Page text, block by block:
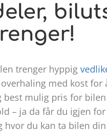
trenger hyppig
med kost
mulig pris for
– ja da får du igjen
du kan ta bilen